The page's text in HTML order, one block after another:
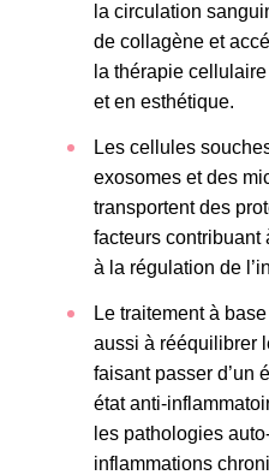
la circulation
de collagène et
la thérapie
et en esthétique.
Les cellules
exosomes et des
transportent des
facteurs contribuant
à la régulation de
Le traitement à
aussi à rééquilibrer
faisant passer d’un
état anti-
les pathologies
inflammations